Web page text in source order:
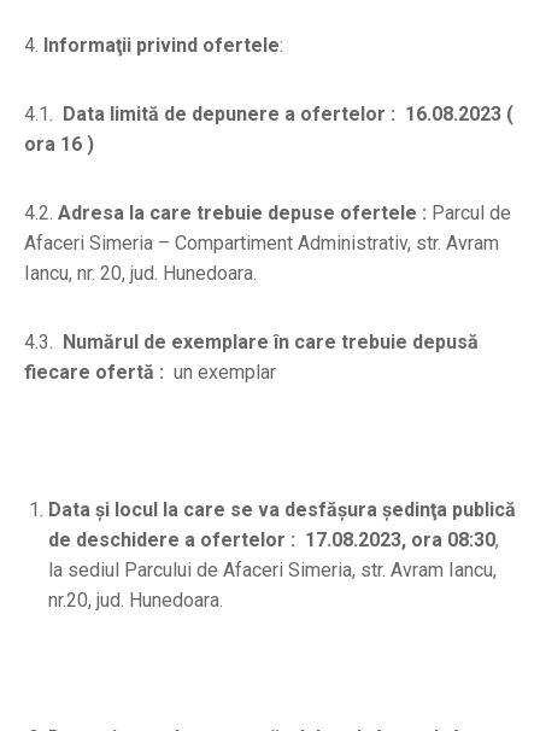
4. Informaţii privind ofertele:
4.1. Data limită de depunere a ofertelor : 16.08.2023 (
ora 16 )
4.2. Adresa la care trebuie depuse ofertele : Parcul de
Afaceri Simeria – Compartiment Administrativ, str. Avram
Iancu, nr. 20, jud. Hunedoara.
4.3. Numărul de exemplare în care trebuie depusă
fiecare ofertă : un exemplar
Data şi locul la care se va desfăşura şedinţa publică
de deschidere a ofertelor : 17.08.2023, ora 08:30,
la sediul Parcului de Afaceri Simeria, str. Avram Iancu,
nr.20, jud. Hunedoara.